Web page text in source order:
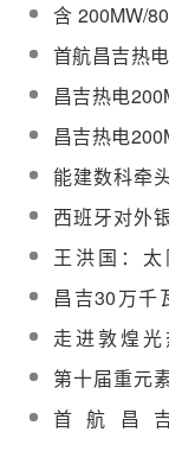
含200MW/
盐储能！首
30万千瓦储
能项目可研
招标
首航昌吉热
盐储能
储能项目开
昌吉热电
氧化碳热
+100MW电
电项目工程
昌吉热电
氧化碳热
+100MW电
电项目工程
候选人公示
能建数科牵
型熔盐中试
选国务院国
录！
西班牙对外
班牙开发熔
王洪国：
（硝基型）
问题研究与
昌吉30万千
化学储能项
发电机设备
走进敦煌
目！全国政
华侨考察团
第十届重元
研讨会嘉宾
航100MW光
首航昌